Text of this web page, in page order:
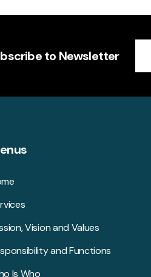
to Newsletter
Vision and Values
and Functions
Is Who